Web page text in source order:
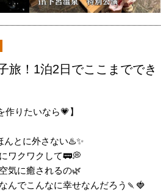
旅！1泊2日でここまででき
作りたいなら💗】
んとに外さない♨️✨
ワクワクして🚃💭
気に癒されるの🌿
んでこんなに幸せなんだろう🍡🍓